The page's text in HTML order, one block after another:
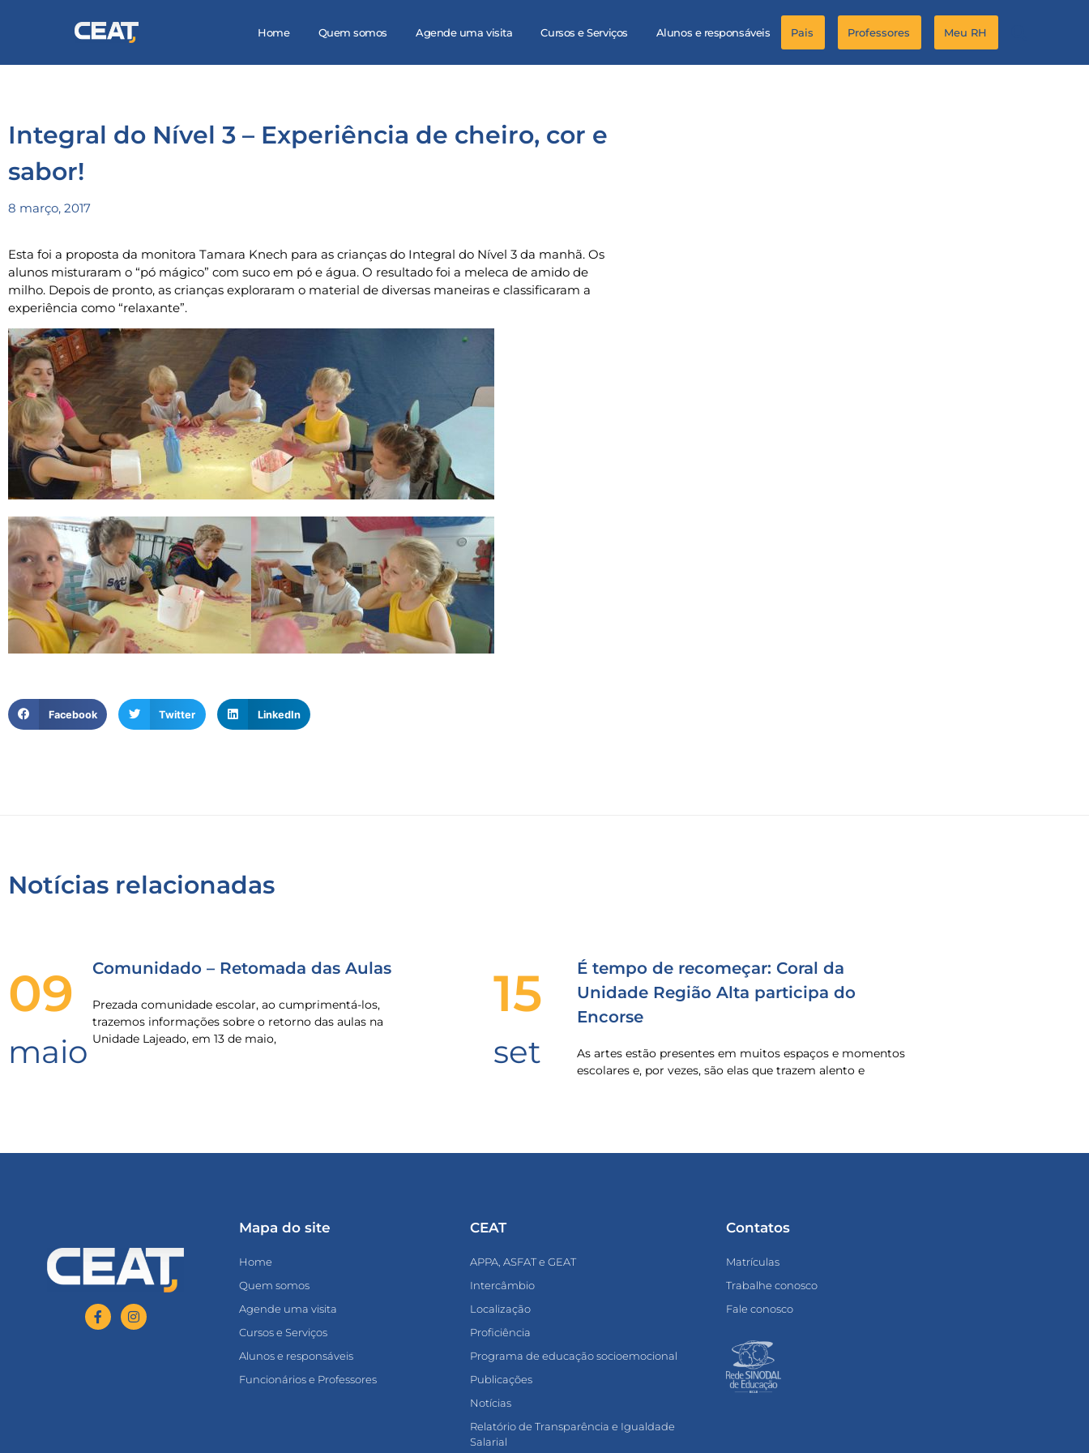
Home Quem somos Agende uma visita Cursos e Serviços Alunos e responsáveis Pais Professores Meu RH
Integral do Nível 3 – Experiência de cheiro, cor e
sabor!
8 março, 2017
Esta foi a proposta da monitora Tamara Knech para as crianças do Integral do Nível 3 da manhã. Os
alunos misturaram o “pó mágico” com suco em pó e água. O resultado foi a meleca de amido de
milho. Depois de pronto, as crianças exploraram o material de diversas maneiras e classificaram a
experiência como “relaxante”.
Facebook Twitter LinkedIn
Notícias relacionadas
09
maio
Comunidado – Retomada das Aulas
Prezada comunidade escolar, ao cumprimentá-los,
trazemos informações sobre o retorno das aulas na
Unidade Lajeado, em 13 de maio,
15
set
É tempo de recomeçar: Coral da
Unidade Região Alta participa do
Encorse
As artes estão presentes em muitos espaços e momentos
escolares e, por vezes, são elas que trazem alento e
Mapa do site
Home
Quem somos
Agende uma visita
Cursos e Serviços
Alunos e responsáveis
Funcionários e Professores
CEAT
APPA, ASFAT e GEAT
Intercâmbio
Localização
Proficiência
Programa de educação socioemocional
Publicações
Notícias
Relatório de Transparência e Igualdade
Salarial
Contatos
Matrículas
Trabalhe conosco
Fale conosco